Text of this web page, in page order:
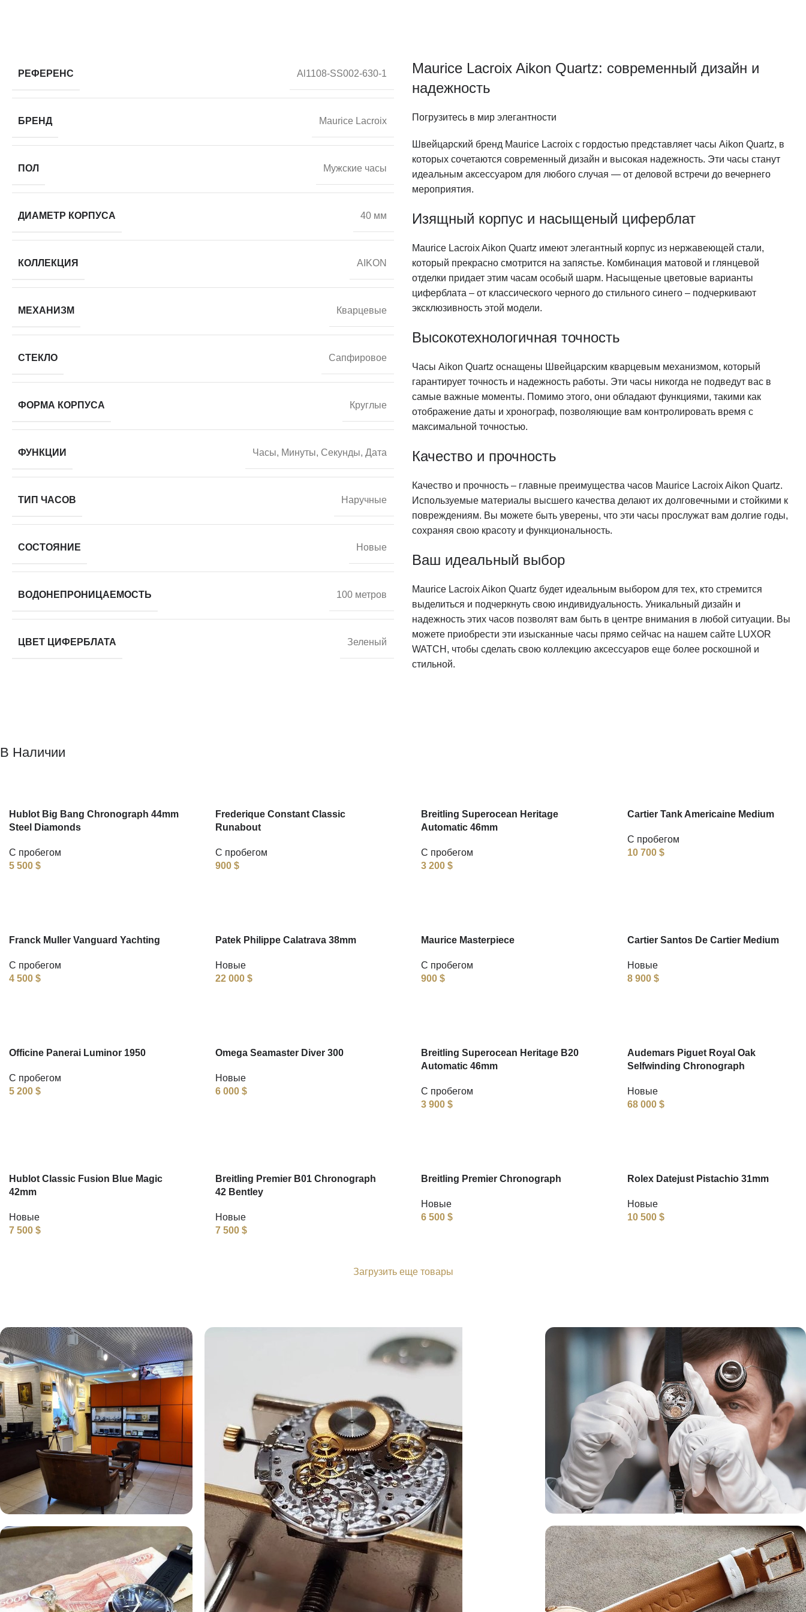
РЕФЕРЕНС Al1108-SS002-630-1
БРЕНД Maurice Lacroix
ПОЛ Мужские часы
ДИАМЕТР КОРПУСА 40 мм
КОЛЛЕКЦИЯ AIKON
МЕХАНИЗМ Кварцевые
СТЕКЛО Сапфировое
ФОРМА КОРПУСА Круглые
ФУНКЦИИ Часы, Минуты, Секунды, Дата
ТИП ЧАСОВ Наручные
СОСТОЯНИЕ Новые
ВОДОНЕПРОНИЦАЕМОСТЬ 100 метров
ЦВЕТ ЦИФЕРБЛАТА Зеленый
Maurice Lacroix Aikon Quartz: современный дизайн и
надежность
Погрузитесь в мир элегантности
Швейцарский бренд Maurice Lacroix с гордостью представляет часы Aikon Quartz, в
которых сочетаются современный дизайн и высокая надежность. Эти часы станут
идеальным аксессуаром для любого случая — от деловой встречи до вечернего
мероприятия.
Изящный корпус и насыщеный циферблат
Maurice Lacroix Aikon Quartz имеют элегантный корпус из нержавеющей стали,
который прекрасно смотрится на запястье. Комбинация матовой и глянцевой
отделки придает этим часам особый шарм. Насыщеные цветовые варианты
циферблата – от классического черного до стильного синего – подчеркивают
эксклюзивность этой модели.
Высокотехнологичная точность
Часы Aikon Quartz оснащены Швейцарским кварцевым механизмом, который
гарантирует точность и надежность работы. Эти часы никогда не подведут вас в
самые важные моменты. Помимо этого, они обладают функциями, такими как
отображение даты и хронограф, позволяющие вам контролировать время с
максимальной точностью.
Качество и прочность
Качество и прочность – главные преимущества часов Maurice Lacroix Aikon Quartz.
Используемые материалы высшего качества делают их долговечными и стойкими к
повреждениям. Вы можете быть уверены, что эти часы прослужат вам долгие годы,
сохраняя свою красоту и функциональность.
Ваш идеальный выбор
Maurice Lacroix Aikon Quartz будет идеальным выбором для тех, кто стремится
выделиться и подчеркнуть свою индивидуальность. Уникальный дизайн и
надежность этих часов позволят вам быть в центре внимания в любой ситуации. Вы
можете приобрести эти изысканные часы прямо сейчас на нашем сайте LUXOR
WATCH, чтобы сделать свою коллекцию аксессуаров еще более роскошной и
стильной.
В Наличии
Hublot Big Bang Chronograph 44mm
Steel Diamonds
С пробегом
5 500 $
Frederique Constant Classic
Runabout
С пробегом
900 $
Breitling Superocean Heritage
Automatic 46mm
С пробегом
3 200 $
Cartier Tank Americaine Medium
С пробегом
10 700 $
Franck Muller Vanguard Yachting
С пробегом
4 500 $
Patek Philippe Calatrava 38mm
Новые
22 000 $
Maurice Masterpiece
С пробегом
900 $
Cartier Santos De Cartier Medium
Новые
8 900 $
Officine Panerai Luminor 1950
С пробегом
5 200 $
Omega Seamaster Diver 300
Новые
6 000 $
Breitling Superocean Heritage B20
Automatic 46mm
С пробегом
3 900 $
Audemars Piguet Royal Oak
Selfwinding Chronograph
Новые
68 000 $
Hublot Classic Fusion Blue Magic
42mm
Новые
7 500 $
Breitling Premier B01 Chronograph
42 Bentley
Новые
7 500 $
Breitling Premier Chronograph
Новые
6 500 $
Rolex Datejust Pistachio 31mm
Новые
10 500 $
Загрузить еще товары
Комиссионная продажа Оценка часов
«luxor-watch.ru» готов предложить вам лучшие условия
оценки часов и лучшие цены на изделия.
Подробнее